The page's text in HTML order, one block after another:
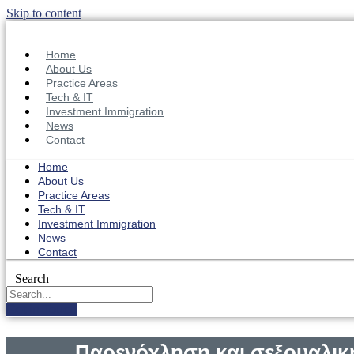
Skip to content
Home
About Us
Practice Areas
Tech & IT
Investment Immigration
News
Contact
Home
About Us
Practice Areas
Tech & IT
Investment Immigration
News
Contact
Search